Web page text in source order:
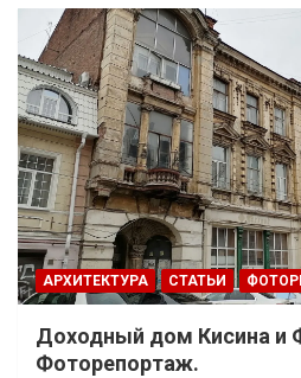
АРХИТЕКТУРА СТАТЬИ
Доходный дом Кисина и
Фоторепортаж.